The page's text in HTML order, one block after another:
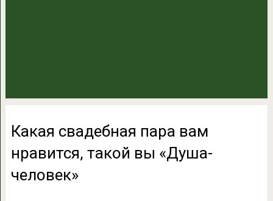
Какая свадебная пара вам
нравится, такой вы «Душа-
человек»